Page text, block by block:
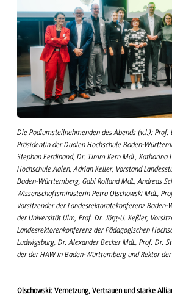
Die Podiumsteilnehmenden des Abends (v.l.): Prof.
Präsidentin der Dualen Hochschule Baden-
Stephan Ferdinand, Dr. Timm Kern MdL, Katharina
Hochschule Aalen, Adrian Keller, Vorstand
Baden-Württemberg, Gabi Rolland MdL, Andreas
Wissenschaftsministerin Petra Olschowski MdL,
Vorsitzender der Landesrektoratekonferenz
der Universität Ulm, Prof. Dr. Jörg-U. Keßler,
Landesrektorenkonferenz der Pädagogischen
Ludwigsburg, Dr. Alexander Becker MdL, Prof. Dr.
der der HAW in Baden-Württemberg und Rektor
Olschowski: Vernetzung, Vertrauen und starke